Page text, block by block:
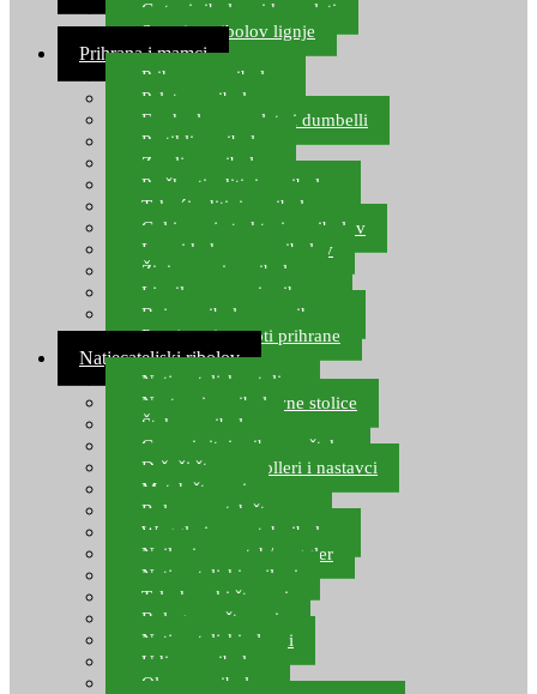
Gotovi ribolovni kompleti
Setovi za ribolov lignje
Prihrana i mamci
Prihrana za ribolov
Pelete za ribolov
Feeder lovne pelete i dumbelli
Partikli za ribolov
Zemlja za ribolov
Praškasti aditivi za ribolov
Tekući aditivi za ribolov
Gel i sprej atraktori za ribolov
Lovni kukuruz za ribolov
Živi mamci za ribolov
Ljepilo za crve i prihranu
Boje za ribolovnu prihranu
Provjereni recepti prihrane
Natjecateljski ribolov
Natjecateljske stolice
Nastavci za ribolovne stolice
Šteke za ribolov
Gume i sitni pribor za šteku
Držači štapova rolleri i nastavci
Match štapovi
Role za match štapove
Waggleri za match ribolov
Najloni za match/waggler
Natjecateljski najloni
Teleskopski štapovi
Bolognese štapovi
Natjecateljski plovci
Udice za ribolov
Olovo za ribolov